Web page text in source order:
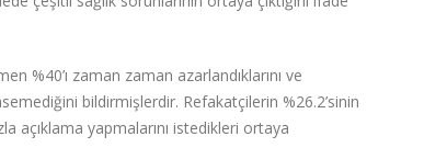
%40’ı zaman zaman azarlandıklarını ve
bildirmişlerdir. Refakatçilerin %26.2’sinin
açıklama yapmalarını istedikleri ortaya